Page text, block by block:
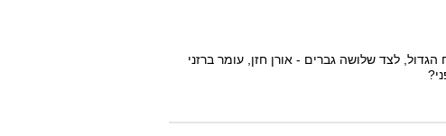
לצד שלושה גברים - אורן חזן, עומר ברזני